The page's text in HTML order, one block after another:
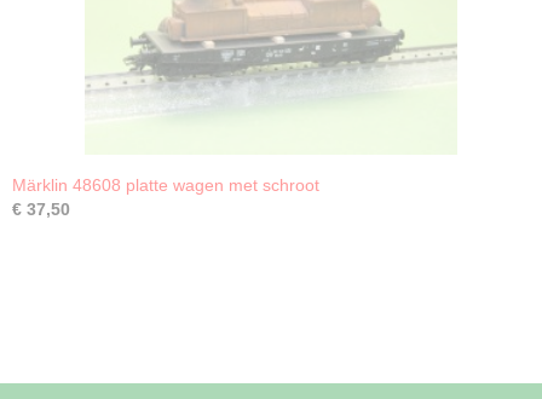
Märklin 48608 platte wagen met schroot
€ 37,50